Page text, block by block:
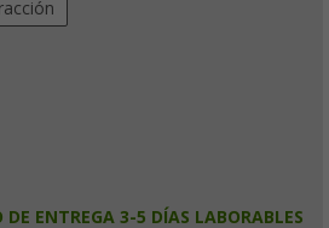
DE ENTREGA 3-5 DÍAS LABORABLES